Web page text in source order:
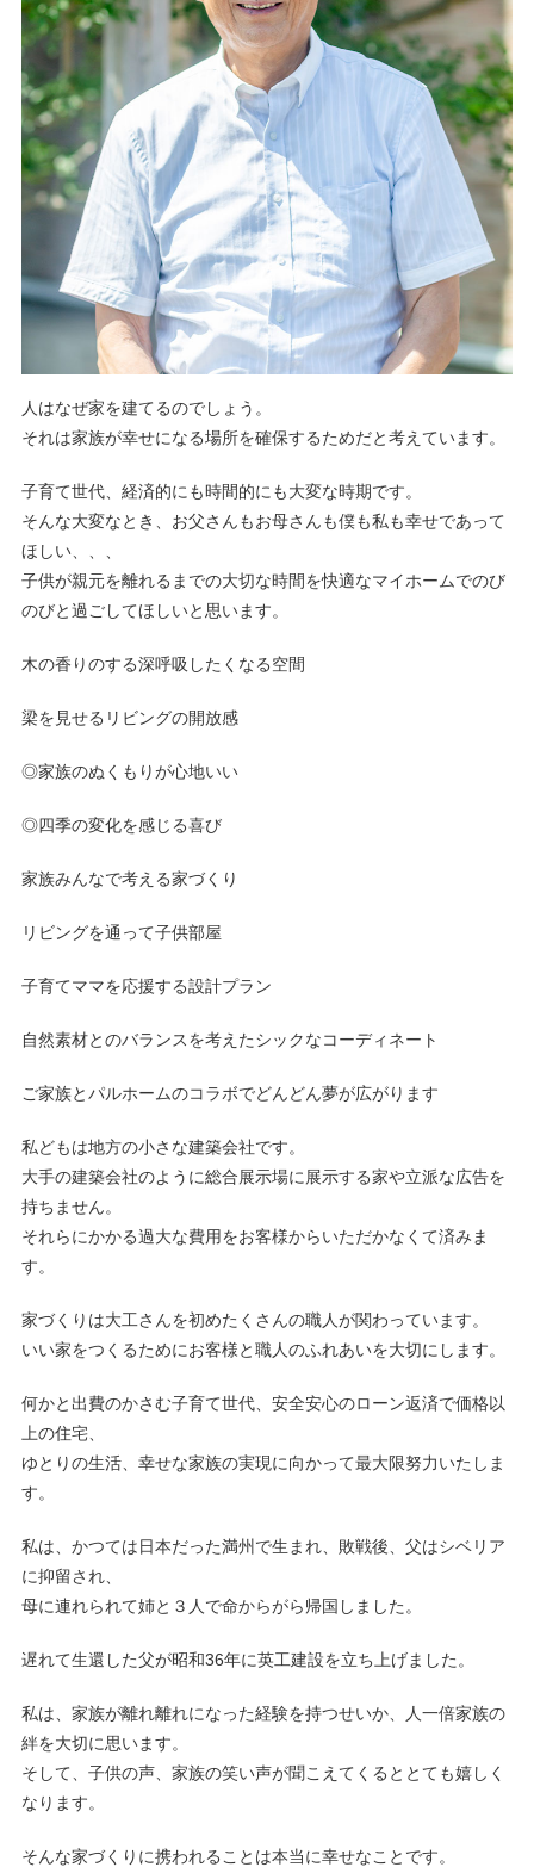
人はなぜ家を建てるのでしょう。
それは家族が幸せになる場所を確保するためだと考えています。
子育て世代、経済的にも時間的にも大変な時期です。
そんな大変なとき、お父さんもお母さんも僕も私も幸せであって
ほしい、、、
子供が親元を離れるまでの大切な時間を快適なマイホームでのび
のびと過ごしてほしいと思います。
木の香りのする深呼吸したくなる空間
梁を見せるリビングの開放感
◎家族のぬくもりが心地いい
◎四季の変化を感じる喜び
家族みんなで考える家づくり
リビングを通って子供部屋
子育てママを応援する設計プラン
自然素材とのバランスを考えたシックなコーディネート
ご家族とパルホームのコラボでどんどん夢が広がります
私どもは地方の小さな建築会社です。
大手の建築会社のように総合展示場に展示する家や立派な広告を
持ちません。
それらにかかる過大な費用をお客様からいただかなくて済みま
す。
家づくりは大工さんを初めたくさんの職人が関わっています。
いい家をつくるためにお客様と職人のふれあいを大切にします。
何かと出費のかさむ子育て世代、安全安心のローン返済で価格以
上の住宅、
ゆとりの生活、幸せな家族の実現に向かって最大限努力いたしま
す。
私は、かつては日本だった満州で生まれ、敗戦後、父はシベリア
に抑留され、
母に連れられて姉と３人で命からがら帰国しました。
遅れて生還した父が昭和36年に英工建設を立ち上げました。
私は、家族が離れ離れになった経験を持つせいか、人一倍家族の
絆を大切に思います。
そして、子供の声、家族の笑い声が聞こえてくるととても嬉しく
なります。
そんな家づくりに携われることは本当に幸せなことです。